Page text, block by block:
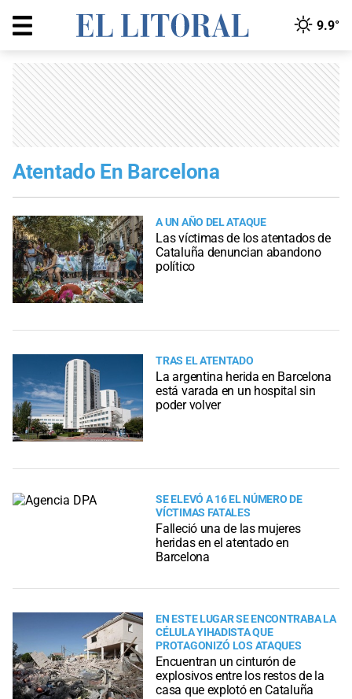
9.9°
Atentado En Barcelona
A UN AÑO DEL ATAQUE
Las víctimas de los atentados de
Cataluña denuncian abandono
político
TRAS EL ATENTADO
La argentina herida en Barcelona
está varada en un hospital sin
poder volver
SE ELEVÓ A 16 EL NÚMERO DE
VÍCTIMAS FATALES
Falleció una de las mujeres
heridas en el atentado en
Barcelona
EN ESTE LUGAR SE ENCONTRABA LA
CÉLULA YIHADISTA QUE
PROTAGONIZÓ LOS ATAQUES
Encuentran un cinturón de
explosivos entre los restos de la
casa que explotó en Cataluña